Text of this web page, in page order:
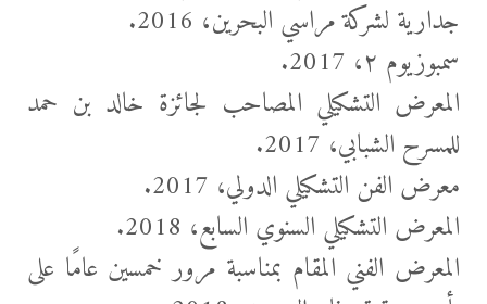
جدارية لشركة مراسي البحرين، 2016.
سمبوزيوم ٢، 2017.
المعرض التشكيلي المصاحب لجائزة خالد بن حمد
للمسرح الشبابي، 2017.
معرض الفن التشكيلي الدولي، 2017.
المعرض التشكيلي السنوي السابع، 2018.
المعرض الفني المقام بمناسبة مرور خمسين عامًا على